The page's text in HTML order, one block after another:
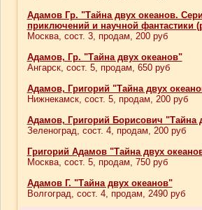
Адамов Гр. "Тайна двух океанов.
приключений и научной фантастики
Москва, сост. 3, продам, 200 руб
Адамов, Гр. "Тайна двух океанов"
Ангарск, сост. 5, продам, 650 руб
Адамов, Григорий "Тайна двух
Нижнекамск, сост. 5, продам, 200 руб
Адамов, Григорий Борисович "Тайна
Зеленоград, сост. 4, продам, 200 руб
Григорий Адамов "Тайна двух
Москва, сост. 5, продам, 750 руб
Адамов Г. "Тайна двух океанов"
Волгоград, сост. 4, продам, 2490 руб